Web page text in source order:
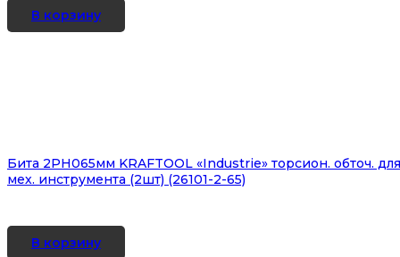
В корзину
Бита 2PH065мм KRAFTOOL «Industrie» торсион. обточ. для
мех. инструмента (2шт) (26101-2-65)
В корзину